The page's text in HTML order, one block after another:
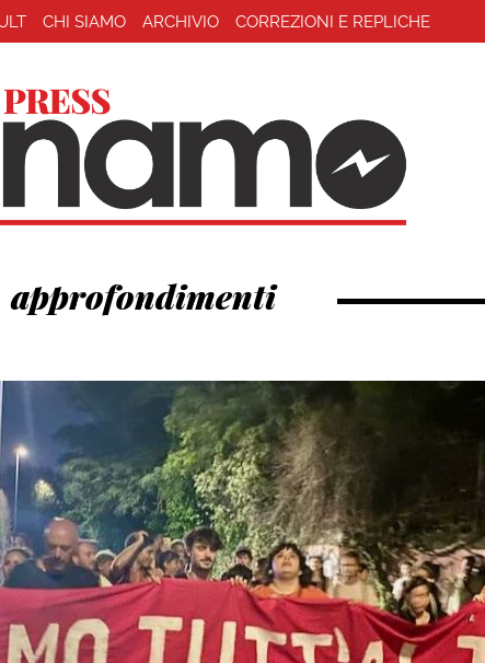
CHI SIAMO ARCHIVIO CORREZIONI E REPLICHE
approfondimenti